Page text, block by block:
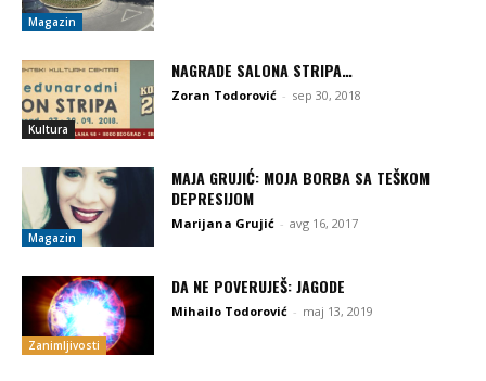
Magazin
Kultura
NAGRADE SALONA STRIPA…
Zoran Todorović - sep 30, 2018
Magazin
MAJA GRUJIĆ: MOJA BORBA SA TEŠKOM
DEPRESIJOM
Marijana Grujić - avg 16, 2017
Zanimljivosti
DA NE POVERUJEŠ: JAGODE
Mihailo Todorović - maj 13, 2019